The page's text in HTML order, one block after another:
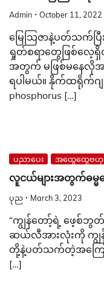
Admin October 11, 2022
မြေသြဇာနဲ့ပတ်သက်
ရှုတ်စရာတွေဖြစ်လေ့
အတွက် မဖြစ်မနေလိုအ
ရပါမယ်။ နိုက်ထရိုက်ဂျင်
phosphorus […]
ပညာပေး အထွေထွေဗ
လူငယ်များအတွက်ဓမ္မ
ပုည March 3, 2023
“ကျွန်တော့်ရဲ့ ဖေ့စ်ဘွတ်
ဆယ်လီအားလုံးကို ကျွန်
တို့နဲ့ပတ်သက်တဲ့အကြောင်
[…]